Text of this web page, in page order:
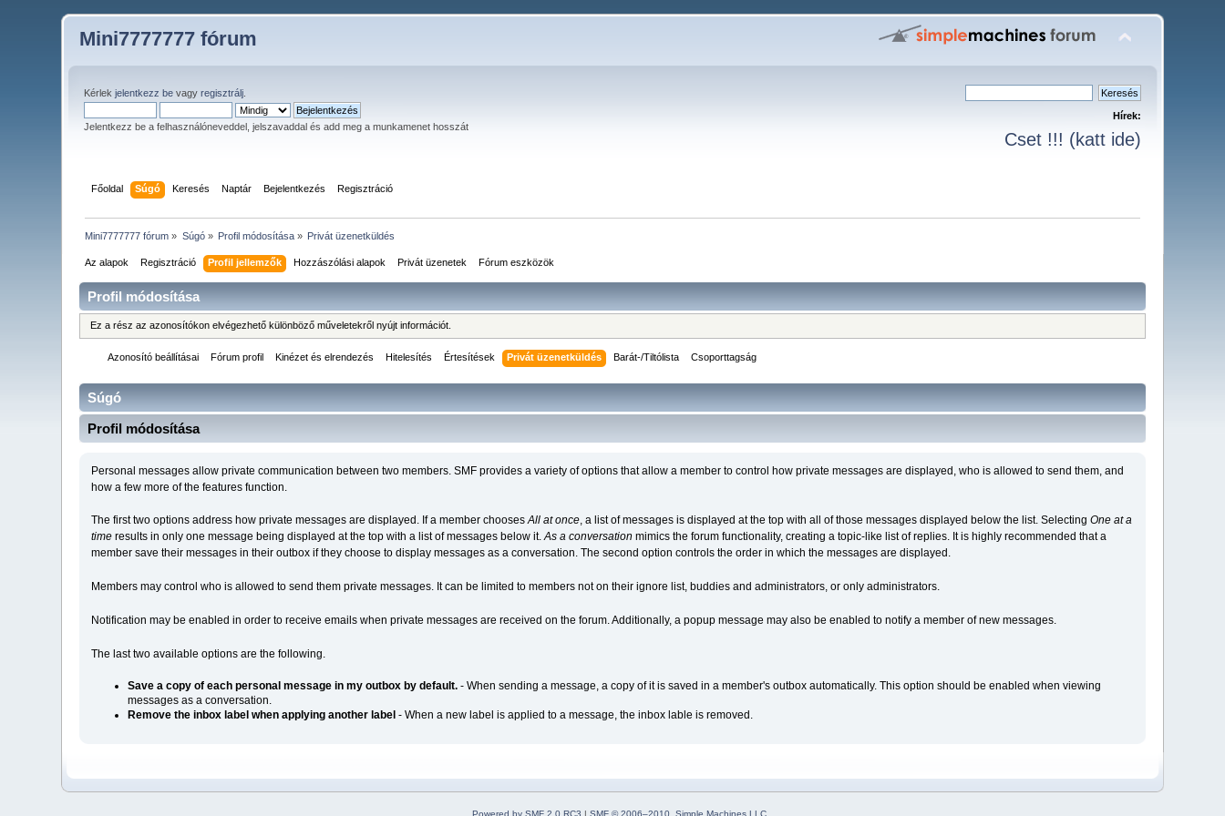
Mini7777777 fórum
Kérlekjelentkezz be vagyregisztrálj
Jelentkezz be a felhasználóneveddel, jelszavaddal és add meg a munkamenet hosszát
Hírek:
Cset !!! (katt ide)
Főoldal Súgó Keresés Naptár Bejelentkezés Regisztráció
Mini7777777 fórum » Súgó» Profil módosítása » Privát üzenetküldés
Az alapok Regisztráció Profil jellemzők Hozzászólási alapok Privát üzenetek Fórum eszközök
Profil módosítása
Ez a rész az azonosítókon elvégezhető különböző műveletekről nyújt információt.
Azonosító beállításai Fórum profil Kinézet és elrendezés Hitelesítés Értesítések Privát üzenetküldés Barát-/Tiltólista Csoporttagság
Súgó
Profil módosítása
Personal messages allow private communication between two members. SMF provides a variety of options that allow a member to control how private messages are displayed, who is allowed to send them, and
how a few more of the features function.
The first two options address how private messages are displayed. If a member choosesAll at once, a list of messages is displayed at the top with all of those messages displayed below the list. Selecting One at a
timeresults in only one message being displayed at the top with a list of messages below it.As a conversation mimics the forum functionality, creating a topic-like list of replies. It is highly recommended that a
member save their messages in their outbox if they choose to display messages as a conversation. The second option controls the order in which the messages are displayed.
Members may control who is allowed to send them private messages. It can be limited to members not on their ignore list, buddies and administrators, or only administrators.
Notification may be enabled in order to receive emails when private messages are received on the forum. Additionally, a popup message may also be enabled to notify a member of new messages.
The last two available options are the following.
Save a copy of each personal message in my outbox by default.- When sending a message, a copy of it is saved in a member's outbox automatically. This option should be enabled when viewing
messages as a conversation.
Remove the inbox label when applying another label - When a new label is applied to a message, the inbox lable is removed.
Powered by SMF 2.0 RC3 | SMF © 2006–2010, Simple Machines LLC